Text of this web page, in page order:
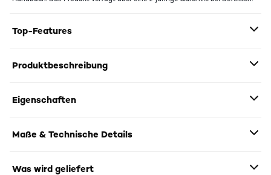
Top-Features
Produktbeschreibung
Eigenschaften
Maße & Technische Details
Was wird geliefert